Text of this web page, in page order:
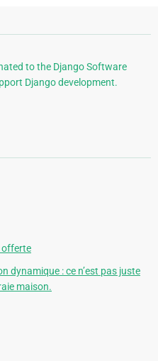
to the Django Software
Django development.
offerte
dynamique : ce n’est pas juste
maison.